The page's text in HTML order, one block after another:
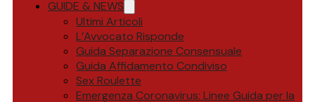
GUIDE & NEWS
Ultimi Articoli
L’Avvocato Risponde
Guida Separazione Consensuale
Guida Affidamento Condiviso
Sex Roulette
Emergenza Coronavirus: Linee Guida per la